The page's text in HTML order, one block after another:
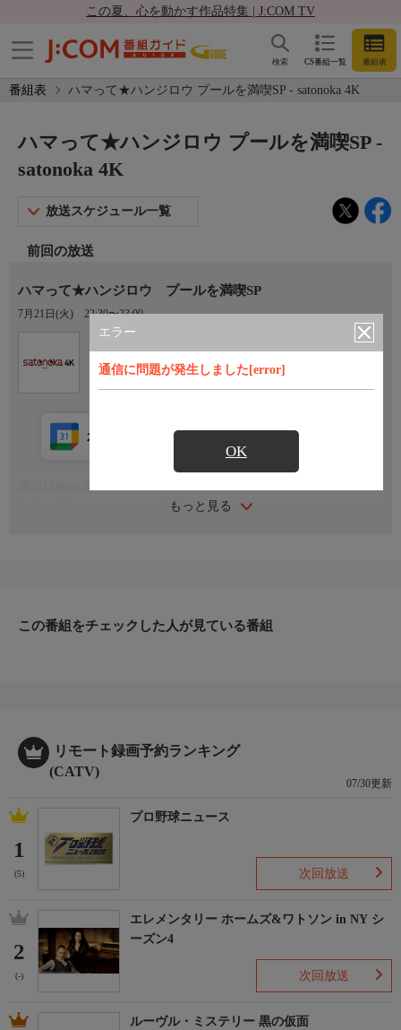
この夏、心を動かす作品特集 | J:COM TV
CS番組一覧 番組表
検索
番組表 ハマって★ハンジロウ プールを満喫SP - satonoka 4K
エラー
通信に問題が発生しました[error]
OK
ハマって★ハンジロウ プールを満喫SP -
satonoka 4K
放送スケジュール一覧
前回の放送
ハマって★ハンジロウ プールを満喫SP
7月21日(火) 22:30〜23:00
もっと見る
カレンダー登録 アプリ視聴
神奈川県YOUテレビエリア内の知られざるスポットや名物グルメ
この番組をチェックした人が見ている番組
リモート録画予約ランキング
(CATV)
07/30更新
1
(5)
プロ野球ニュース
次回放送
2
(-)
エレメンタリー ホームズ&ワトソン in NY シ
ーズン4
次回放送
ルーヴル・ミステリー 黒の仮面